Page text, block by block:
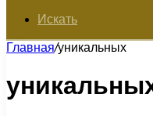
Искать
Главная/уникальных